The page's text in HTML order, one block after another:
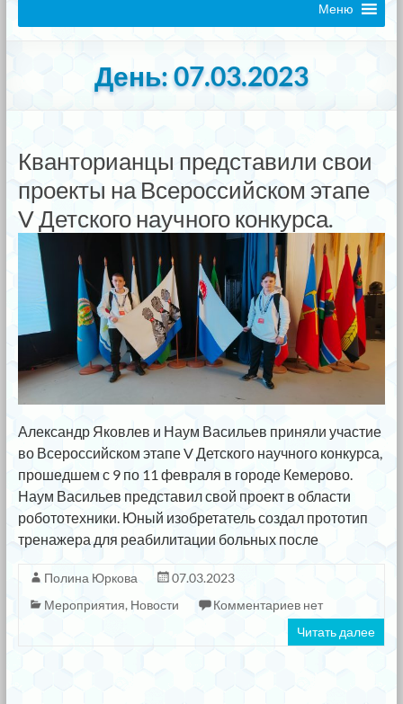
Меню
День:07.03.2023
Кванторианцы представили свои
проекты на Всероссийском этапе
V Детского научного конкурса.
Александр Яковлев и Наум Васильев приняли участие
во Всероссийском этапе V Детского научного конкурса,
прошедшем с 9 по 11 февраля в городе Кемерово.
Наум Васильев представил свой проект в области
робототехники. Юный изобретатель создал прототип
тренажера для реабилитации больных после
Полина Юркова
07.03.2023
Мероприятия, Новости
Комментариев нет
Читать далее